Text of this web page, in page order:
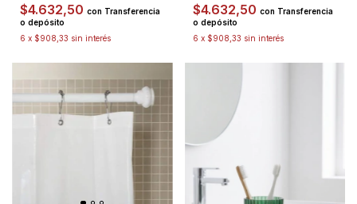
$4.632,50 con Transferencia
o depósito
6 x $908,33 sin interés
$4.632,50 con Transferencia
o depósito
6 x $908,33 sin interés